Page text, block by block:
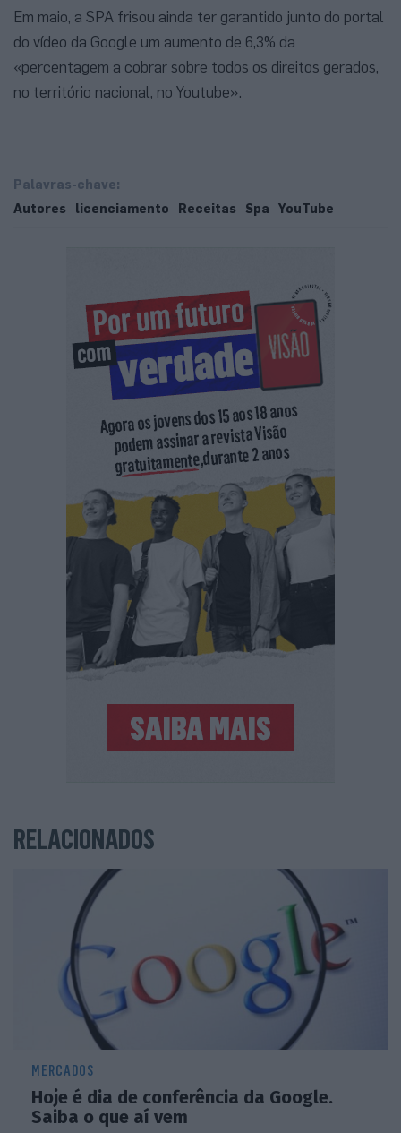
Em maio, a SPA frisou ainda ter garantido junto do portal
do vídeo da Google um aumento de 6,3% da
«percentagem a cobrar sobre todos os direitos gerados,
no território nacional, no Youtube».
Palavras-chave:
Autores
licenciamento Receitas Spa YouTube
RELACIONADOS
MERCADOS
Hoje é dia de conferência da Google.
Saiba o que aí vem